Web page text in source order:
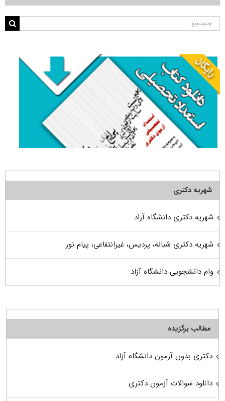
جستجو
شهریه دکتری
شهریه دکتری دانشگاه آزاد
شهریه دکتری شبانه، پردیس، غیرانتفاعی، پیام نور
وام دانشجویی دانشگاه آزاد
مطالب برگزیده
دکتری بدون آزمون دانشگاه آزاد
دانلود سوالات آزمون دکتری